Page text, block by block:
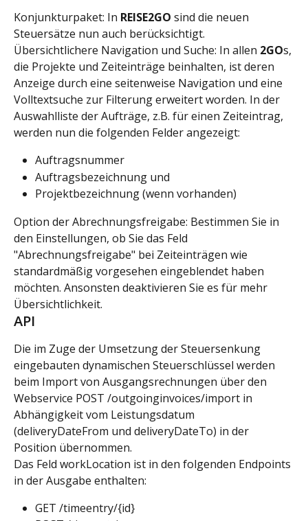
Konjunkturpaket: In REISE2GO sind die neuen
Steuersätze nun auch berücksichtigt.
Übersichtlichere Navigation und Suche: In allen 2GOs,
die Projekte und Zeiteinträge beinhalten, ist deren
Anzeige durch eine seitenweise Navigation und eine
Volltextsuche zur Filterung erweitert worden. In der
Auswahlliste der Aufträge, z.B. für einen Zeiteintrag,
werden nun die folgenden Felder angezeigt:
Auftragsnummer
Auftragsbezeichnung und
Projektbezeichnung (wenn vorhanden)
Option der Abrechnungsfreigabe: Bestimmen Sie in
den Einstellungen, ob Sie das Feld
"Abrechnungsfreigabe" bei Zeiteinträgen wie
standardmäßig vorgesehen eingeblendet haben
möchten. Ansonsten deaktivieren Sie es für mehr
Übersichtlichkeit.
API
Die im Zuge der Umsetzung der Steuersenkung
eingebauten dynamischen Steuerschlüssel werden
beim Import von Ausgangsrechnungen über den
Webservice POST /outgoinginvoices/import in
Abhängigkeit vom Leistungsdatum
(deliveryDateFrom und deliveryDateTo) in der
Position übernommen.
Das Feld workLocation ist in den folgenden Endpoints
in der Ausgabe enthalten:
GET /timeentry/{id}